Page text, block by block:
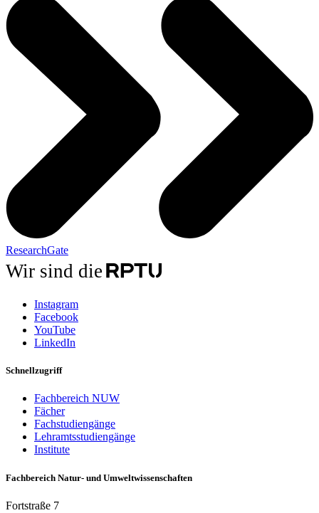
ResearchGate
Wir sind die
Instagram
Facebook
YouTube
LinkedIn
Schnellzugriff
Fachbereich NUW
Fächer
Fachstudiengänge
Lehramtsstudiengänge
Institute
Fachbereich Natur- und Umweltwissenschaften
Fortstraße 7